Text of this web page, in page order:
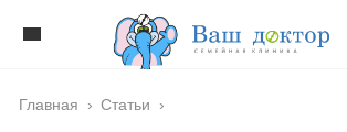
Главная › Статьи ›